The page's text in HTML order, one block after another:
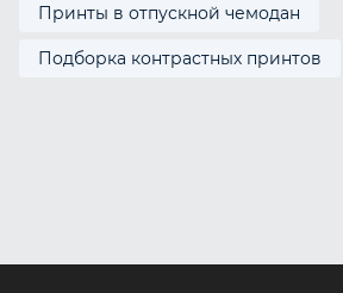
Принты в отпускной чемодан
Подборка контрастных принтов